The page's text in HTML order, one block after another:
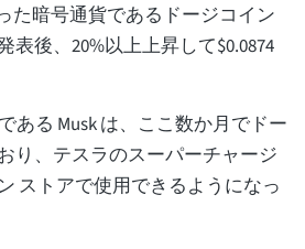
た暗号通貨であるドージコイン
表後、20%以上上昇して$0.0874
である Musk は、ここ数か月でドー
り、テスラのスーパーチャージ
ストアで使用できるようになっ